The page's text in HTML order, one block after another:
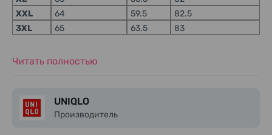
XXL
64 59.5
82.5
3XL
65 63.5 83
Читать полностью
UNIQLO
Производитель